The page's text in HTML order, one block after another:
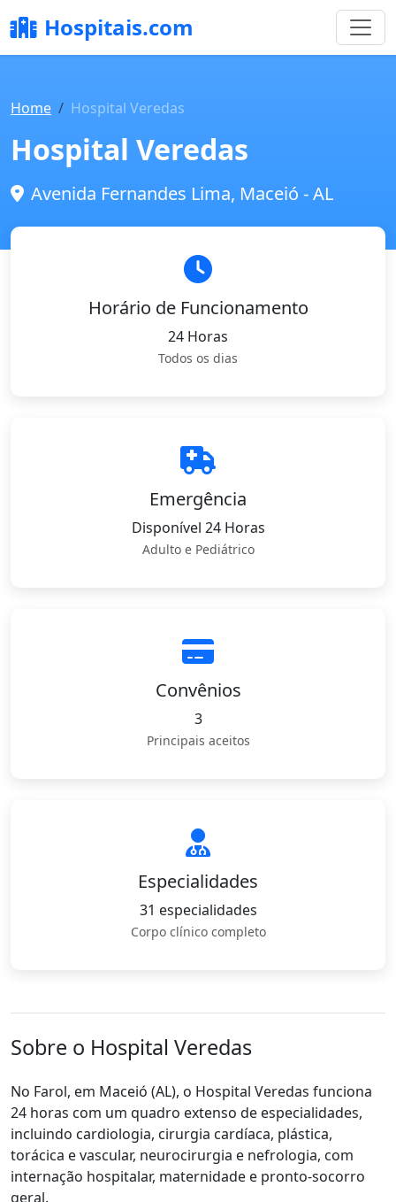
Hospitais.com
Home Hospital Veredas
Hospital Veredas
Avenida Fernandes Lima, Maceió - AL
Horário de Funcionamento
24 Horas
Todos os dias
Emergência
Disponível 24 Horas
Adulto e Pediátrico
Convênios
3
Principais aceitos
Especialidades
31 especialidades
Corpo clínico completo
Sobre o Hospital Veredas
No Farol, em Maceió (AL), o Hospital Veredas funciona
24 horas com um quadro extenso de especialidades,
incluindo cardiologia, cirurgia cardíaca, plástica,
torácica e vascular, neurocirurgia e nefrologia, com
internação hospitalar, maternidade e pronto-socorro
geral.